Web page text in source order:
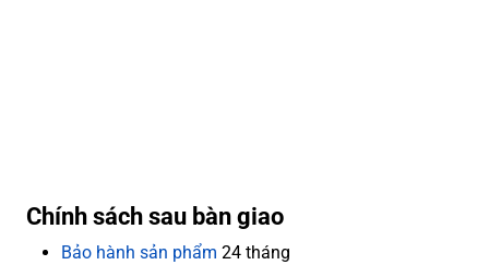
Chính sách sau bàn giao
Bảo hành sản phẩm 24 tháng